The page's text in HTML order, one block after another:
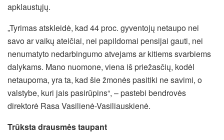
apklaustųjų.
„Tyrimas atskleidė, kad 44 proc. gyventojų netaupo nei
savo ar vaikų ateičiai, nei papildomai pensijai gauti, nei
nenumatyto nedarbingumo atvejams ar kitiems svarbiems
dalykams. Mano nuomone, viena iš priežasčių, kodėl
netaupoma, yra ta, kad šie žmonės pasitiki ne savimi, o
valstybe, kuri jais pasirūpins“, – pastebi bendrovės
direktorė Rasa Vasilienė-Vasiliauskienė.
Trūksta drausmės taupant